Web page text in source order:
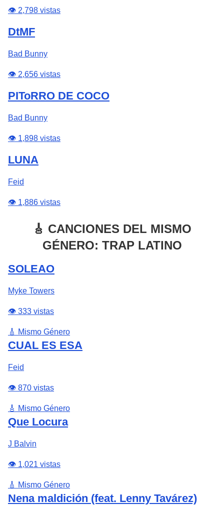
👁️ 2,798 vistas
DtMF
Bad Bunny
👁️ 2,656 vistas
PIToRRO DE COCO
Bad Bunny
👁️ 1,898 vistas
LUNA
Feid
👁️ 1,886 vistas
🎸 CANCIONES DEL MISMO
GÉNERO: TRAP LATINO
SOLEAO
Myke Towers
👁️ 333 vistas
🎸 Mismo Género
CUAL ES ESA
Feid
👁️ 870 vistas
🎸 Mismo Género
Que Locura
J Balvin
👁️ 1,021 vistas
🎸 Mismo Género
Nena maldición (feat. Lenny Tavárez)